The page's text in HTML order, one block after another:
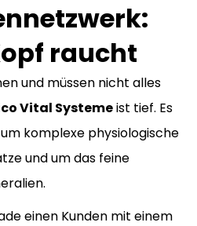
raucht
und müssen nicht alles
Vital Systemeist tief. Es
komplexe physiologische
und um das feine
einen Kunden mit einem